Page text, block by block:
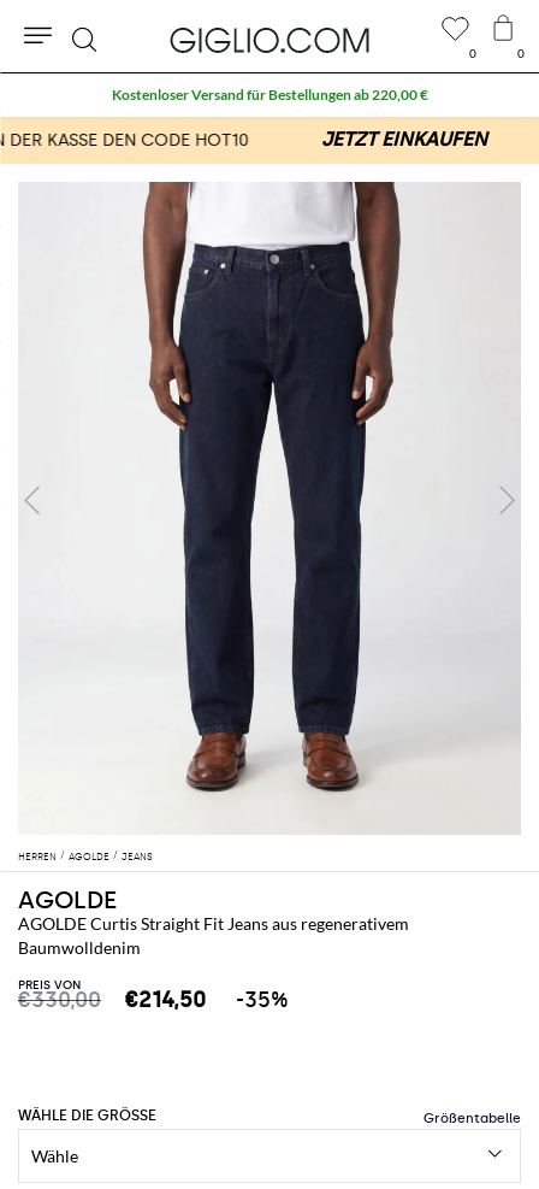
HERREN AGOLDE JEANS
AGOLDE
AGOLDE Curtis Straight Fit Jeans aus regenerativem
Baumwolldenim
PREIS VON
€330,00 €214,50 -35%
WÄHLE DIE GRÖSSE
0 0
Suche
Kostenloser Versand für Bestellungen ab 220,00 €